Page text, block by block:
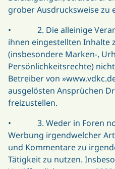
grober Ausdrucksweise zu
• 2. Die alleinige
ihnen eingestellten Inhalte
(insbesondere Marken-,
Persönlichkeitsrechte)
Betreiber von
ausgelösten Ansprüchen
freizustellen.
• 3. Weder in Foren
Werbung irgendwelcher
und Kommentare zu
Tätigkeit zu nutzen.